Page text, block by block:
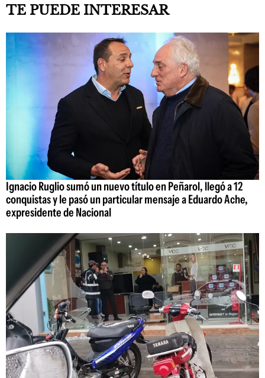
TE PUEDE INTERESAR
Ignacio Ruglio sumó un nuevo título en Peñarol, llegó a 12
conquistas y le pasó un particular mensaje a Eduardo Ache,
expresidente de Nacional